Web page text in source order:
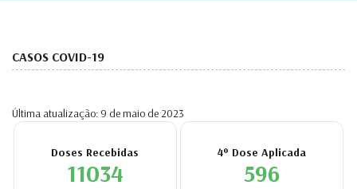
CASOS COVID-19
Última atualização: 9 de maio de 2023
Doses Recebidas
11034
4º Dose Aplicada
596